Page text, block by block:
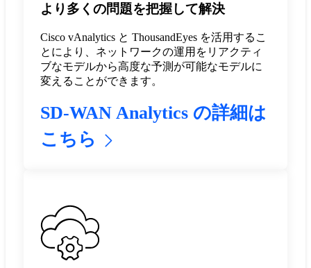
より多くの問題を把握して解決
Cisco vAnalytics と ThousandEyes を活用するこ
とにより、ネットワークの運用をリアクティ
ブなモデルから高度な予測が可能なモデルに
変えることができます。
SD-WAN Analytics の詳細は
こちら